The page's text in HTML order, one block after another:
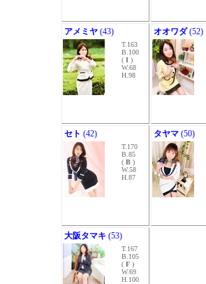
アメミヤ (43)
T.163
B.100
( I )
W.68
H.98
オオワダ(52)
セト (42)
T.170
B.85
( B )
W.58
H.87
タヤマ (50)
大阪タマキ (53)
T.167
B.105
( F )
W.69
H.100